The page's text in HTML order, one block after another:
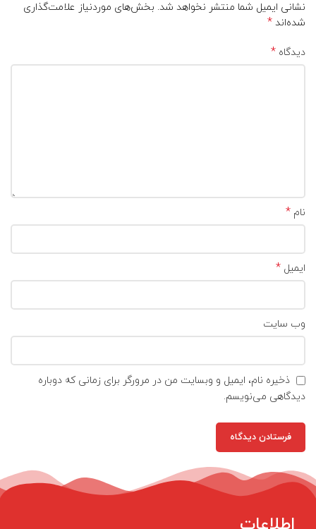
نشانی ایمیل شما منتشر نخواهد شد. بخش‌های موردنیاز علامت‌گذاری
شده‌اند *
دیدگاه *
نام *
ایمیل *
وب‌ سایت
ذخیره نام، ایمیل و وبسایت من در مرورگر برای زمانی که دوباره
دیدگاهی می‌نویسم.